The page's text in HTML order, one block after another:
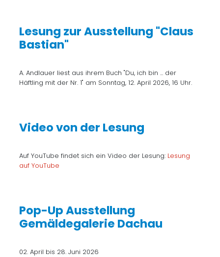
Lesung zur Ausstellung "Claus
Bastian"
A. Andlauer liest aus ihrem Buch "Du, ich bin ... der
Häftling mit der Nr. 1" am Sonntag, 12. April 2026, 16 Uhr.
Video von der Lesung
Auf YouTube findet sich ein Video der Lesung: Lesung
auf YouTube
Pop-Up Ausstellung
Gemäldegalerie Dachau
02. April bis 28. Juni 2026